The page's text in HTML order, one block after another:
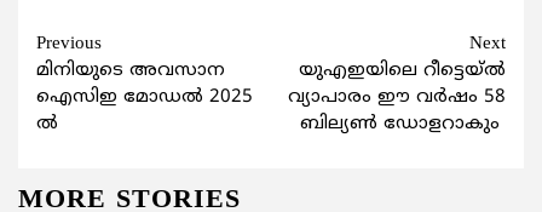
Continue
Reading
Previous
മിനിയുടെ അവസാന
ഐസിഇ മോഡല്‍ 2025
ല്‍
Next
യുഎഇയിലെ റീട്ടെയ്ല്‍
വ്യാപാരം ഈ വര്‍ഷം 58
ബില്യണ്‍ ഡോളറാകും
MORE STORIES